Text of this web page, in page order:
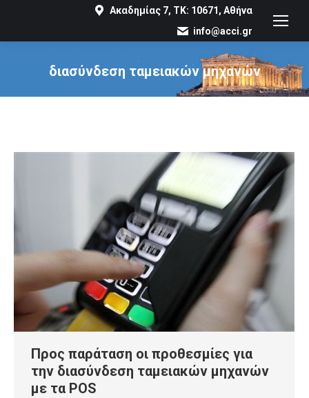
Ακαδημίας 7, ΤΚ: 10671, Αθήνα
info@acci.gr
διασύνδεση ταμειακών μηχανών
You are here:
Προς παράταση οι προθεσμίες για
την διασύνδεση ταμειακών μηχανών
με τα POS